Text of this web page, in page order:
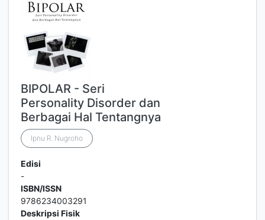
BIPOLAR - Seri
Personality Disorder dan
Berbagai Hal Tentangnya
Ipnu R. Nugroho
Edisi
-
ISBN/ISSN
9786234003291
Deskripsi Fisik